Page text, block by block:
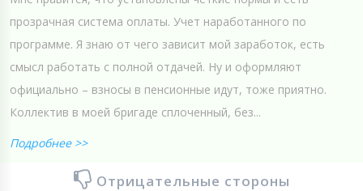
прозрачная система оплаты. Учет наработанного по
программе. Я знаю от чего зависит мой заработок, есть
смысл работать с полной отдачей. Ну и оформляют
официально – взносы в пенсионные идут, тоже приятно.
Коллектив в моей бригаде сплоченный, без...
Подробнее >>
Отрицательные стороны